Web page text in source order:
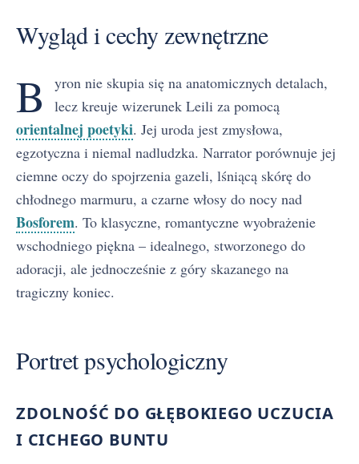
Wygląd i cechy zewnętrzne
B
yron nie skupia się na anatomicznych detalach,
lecz kreuje wizerunek Leili za pomocą
orientalnej poetyki. Jej uroda jest zmysłowa,
egzotyczna i niemal nadludzka. Narrator porównuje jej
ciemne oczy do spojrzenia gazeli, lśniącą skórę do
chłodnego marmuru, a czarne włosy do nocy nad
Bosforem. To klasyczne, romantyczne wyobrażenie
wschodniego piękna – idealnego, stworzonego do
adoracji, ale jednocześnie z góry skazanego na
tragiczny koniec.
Portret psychologiczny
ZDOLNOŚĆ DO GŁĘBOKIEGO UCZUCIA
I CICHEGO BUNTU